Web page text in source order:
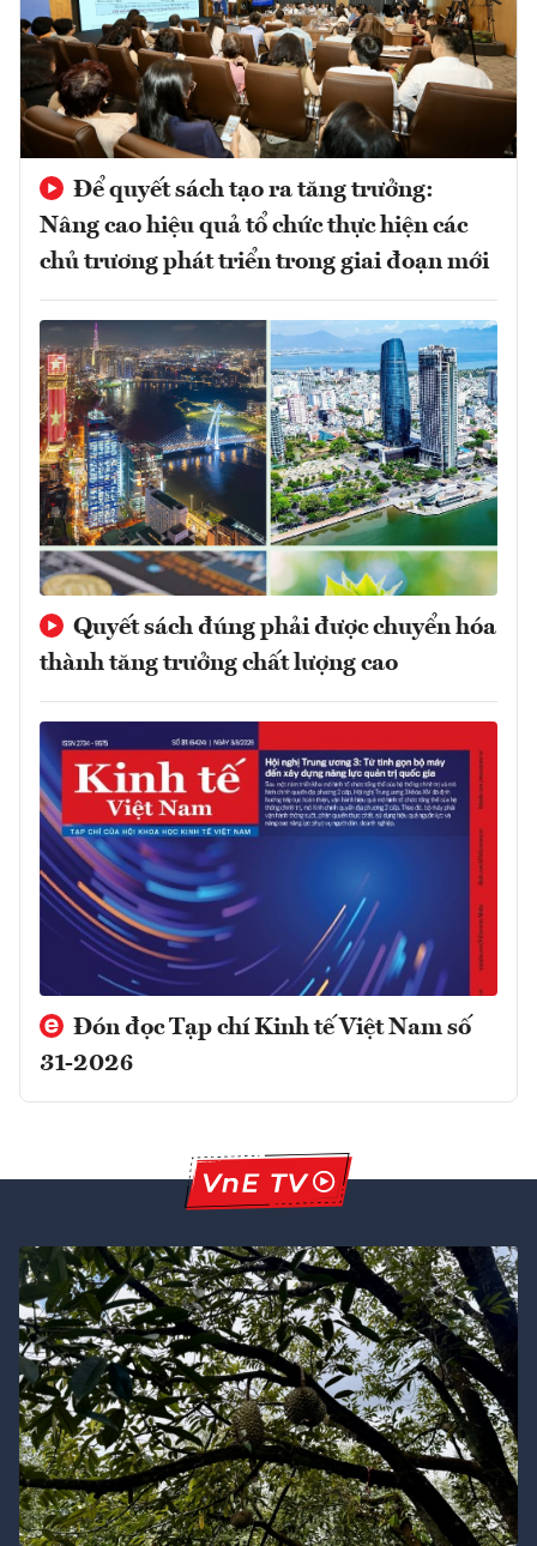
Để quyết sách tạo ra tăng trưởng:
Nâng cao hiệu quả tổ chức thực hiện các
chủ trương phát triển trong giai đoạn mới
Quyết sách đúng phải được chuyển hóa
thành tăng trưởng chất lượng cao
Đón đọc Tạp chí Kinh tế Việt Nam số
31-2026